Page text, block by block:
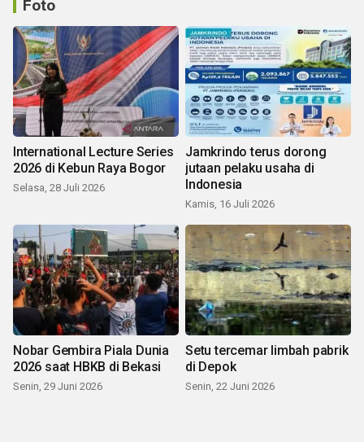
Foto
International Lecture Series
2026 di Kebun Raya Bogor
Selasa, 28 Juli 2026
Jamkrindo terus dorong
jutaan pelaku usaha di
Indonesia
Kamis, 16 Juli 2026
Nobar Gembira Piala Dunia
2026 saat HBKB di Bekasi
Senin, 29 Juni 2026
Setu tercemar limbah pabrik
di Depok
Senin, 22 Juni 2026